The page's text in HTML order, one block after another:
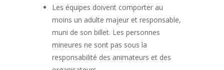
Les équipes doivent comporter au
moins un adulte majeur et responsable,
muni de son billet. Les personnes
mineures ne sont pas sous la
responsabilité des animateurs et des